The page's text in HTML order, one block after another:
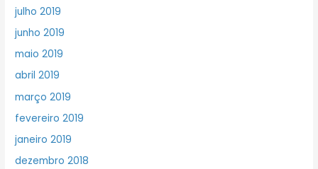
julho 2019
junho 2019
maio 2019
abril 2019
março 2019
fevereiro 2019
janeiro 2019
dezembro 2018